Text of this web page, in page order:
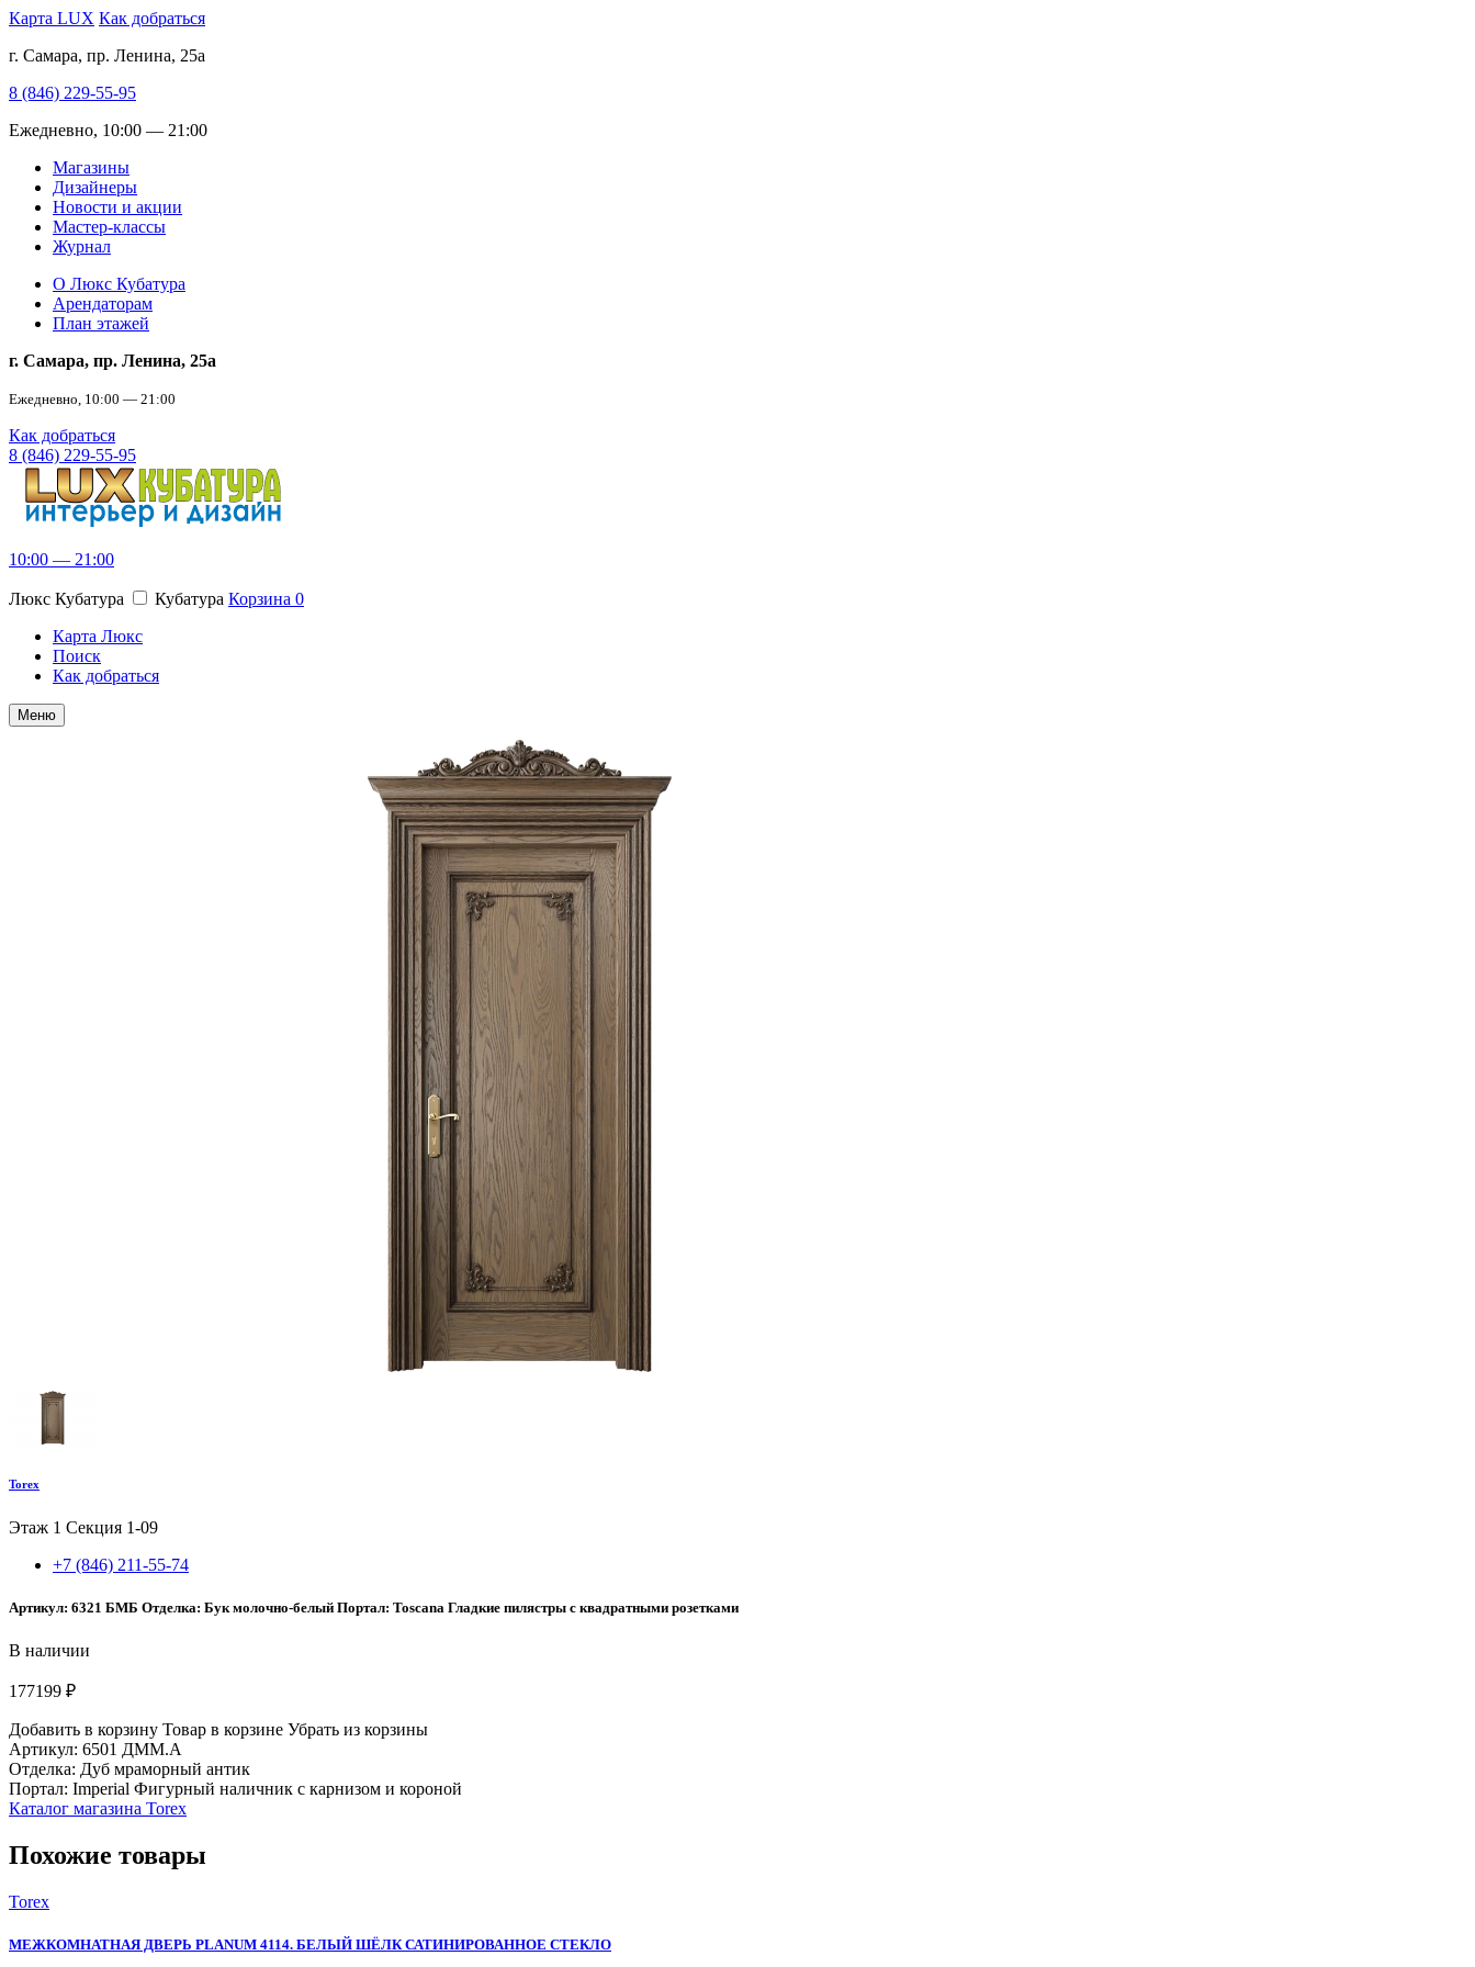
Карта LUX Как добраться
г. Самара, пр. Ленина, 25а
8 (846) 229-55-95
Ежедневно, 10:00 — 21:00
Магазины
Дизайнеры
Новости и акции
Мастер-классы
Журнал
О Люкс Кубатура
Арендаторам
План этажей
г. Самара, пр. Ленина, 25а
Ежедневно, 10:00 — 21:00
Как добраться
8 (846) 229-55-95
10:00 — 21:00
Люкс Кубатура Кубатура Корзина 0
Карта Люкс
Поиск
Как добраться
Меню
Torex
Этаж 1 Секция 1-09
+7 (846) 211-55-74
Артикул: 6321 БМБ Отделка: Бук молочно-белый Портал: Toscana Гладкие пилястры с квадратными розетками
В наличии
177199 ₽
Добавить в корзину Товар в корзине Убрать из корзины
Артикул: 6501 ДММ.А
Отделка: Дуб мраморный антик
Портал: Imperial Фигурный наличник с карнизом и короной
Каталог магазина Torex
Похожие товары
Torex
МЕЖКОМНАТНАЯ ДВЕРЬ PLANUM 4114. БЕЛЫЙ ШЁЛК САТИНИРОВАННОЕ СТЕКЛО